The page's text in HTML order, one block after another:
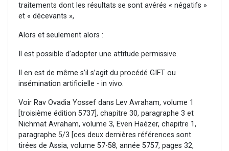
traitements dont les résultats se sont avérés « négatifs »
et « décevants »,
Alors et seulement alors :
Il est possible d’adopter une attitude permissive.
Il en est de même s’il s’agit du procédé GIFT ou
insémination artificielle - in vivo.
Voir Rav Ovadia Yossef dans Lev Avraham, volume 1
[troisième édition 5737], chapitre 30, paragraphe 3 et
Nichmat Avraham, volume 3, Even Haézer, chapitre 1,
paragraphe 5/3 [ces deux dernières références sont
tirées de Assia, volume 57-58, année 5757, pages 32,